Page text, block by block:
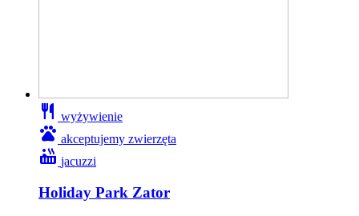
restaurant wyżywienie
pets akceptujemy zwierzęta
hot_tub jacuzzi
Holiday Park Zator